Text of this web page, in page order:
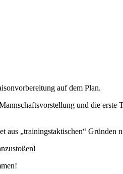
auf dem Plan.
und die
aus „trainingstaktischen“ Gründen